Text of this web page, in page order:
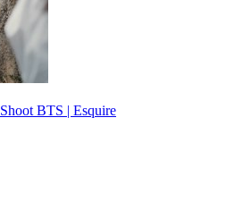
BTS | Esquire